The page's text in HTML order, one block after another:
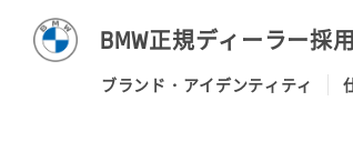
BMW正規ディーラー採
ブランド・アイデンティティ